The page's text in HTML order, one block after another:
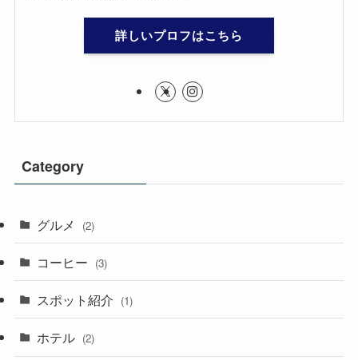
詳しいプロフはこちら
Category
グルメ (2)
コーヒー (3)
スポット紹介 (1)
ホテル (2)